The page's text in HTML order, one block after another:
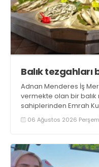
Balık tezgahları
Adnan Menderes İş
vermekte olan bir balık
sahiplerinden Emrah
tezgahlarda taze balık
boyunca tezgahlarda
06 Ağustos 2026